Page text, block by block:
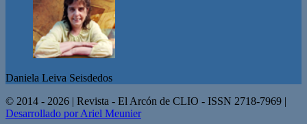
Daniela Leiva Seisdedos
© 2014 - 2026 | Revista - El Arcón de CLIO - ISSN 2718-7969 |
Desarrollado por Ariel Meunier